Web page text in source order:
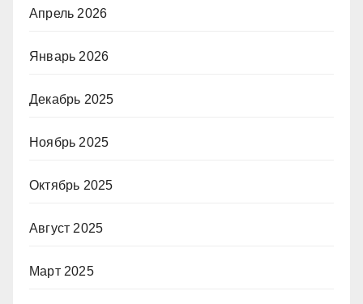
Апрель 2026
Январь 2026
Декабрь 2025
Ноябрь 2025
Октябрь 2025
Август 2025
Март 2025